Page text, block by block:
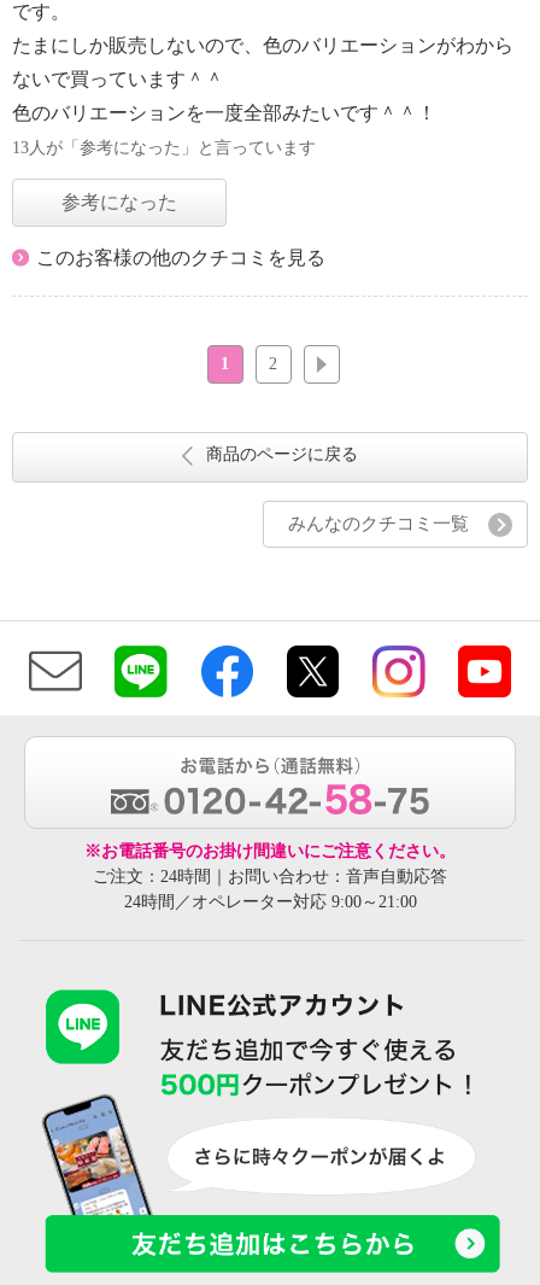
です。
たまにしか販売しないので、色のバリエーションがわから
ないで買っています＾＾
色のバリエーションを一度全部みたいです＾＾！
13人が「参考になった」と言っています
参考になった
このお客様の他のクチコミを見る
1 2
商品のページに戻る
みんなのクチコミ一覧
※お電話番号のお掛け間違いにご注意ください。
ご注文：24時間｜お問い合わせ：音声自動応答
24時間／オペレーター対応 9:00～21:00